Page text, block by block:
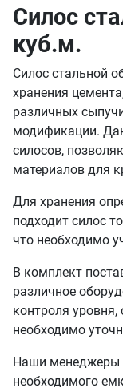
Силос
куб.м.
Силос стальной
хранения
различных
модификации.
силосов,
материалов для
Для хранения
подходит силос
что необходимо
В комплект
различное
контроля
необходимо
Наши менеджеры
необходимого